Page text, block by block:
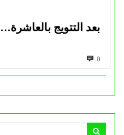
بعد التتويج
0